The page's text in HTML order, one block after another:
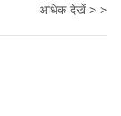
अधिक देखें > >